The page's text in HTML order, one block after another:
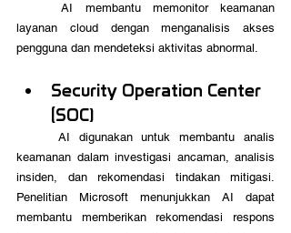
	AI membantu memonitor keamanan
layanan cloud dengan menganalisis akses
pengguna dan mendeteksi aktivitas abnormal.
Security Operation Center
(SOC)
keamanan dalam investigasi ancaman, analisis
insiden, dan rekomendasi tindakan mitigasi.
Penelitian Microsoft menunjukkan AI dapat
membantu memberikan rekomendasi respons